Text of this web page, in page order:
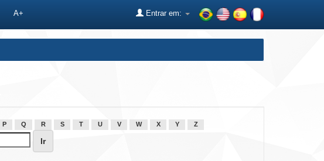
A+ Entrar em:
P Q R S T U V W X Y Z